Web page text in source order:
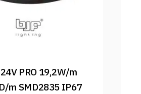
PRO 19,2W/m
m SMD2835 IP67